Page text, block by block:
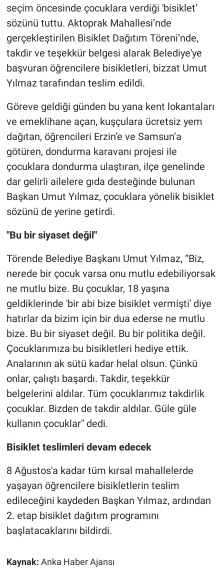
seçim öncesinde çocuklara verdiği 'bisiklet'
sözünü tuttu. Aktoprak Mahallesi’nde
gerçekleştirilen Bisiklet Dağıtım Töreni’nde,
takdir ve teşekkür belgesi alarak Belediye'ye
başvuran öğrencilere bisikletleri, bizzat Umut
Yılmaz tarafından teslim edildi.
Göreve geldiği günden bu yana kent lokantaları
ve emeklihane açan, kuşçulara ücretsiz yem
dağıtan, öğrencileri Erzin’e ve Samsun’a
götüren, dondurma karavanı projesi ile
çocuklara dondurma ulaştıran, ilçe genelinde
dar gelirli ailelere gıda desteğinde bulunan
Başkan Umut Yılmaz, çocuklara yönelik bisiklet
sözünü de yerine getirdi.
"Bu bir siyaset değil"
Törende Belediye Başkanı Umut Yılmaz, “Biz,
nerede bir çocuk varsa onu mutlu edebiliyorsak
ne mutlu bize. Bu çocuklar, 18 yaşına
geldiklerinde 'bir abi bize bisiklet vermişti' diye
hatırlar da bizim için bir dua ederse ne mutlu
bize. Bu bir siyaset değil. Bu bir politika değil.
Çocuklarımıza bu bisikletleri hediye ettik.
Analarının ak sütü kadar helal olsun. Çünkü
onlar, çalıştı başardı. Takdir, teşekkür
belgelerini aldılar. Tüm çocuklarımız takdirlik
çocuklar. Bizden de takdir aldılar. Güle güle
kullanın çocuklar" dedi.
Bisiklet teslimleri devam edecek
8 Ağustos'a kadar tüm kırsal mahallelerde
yaşayan öğrencilere bisikletlerin teslim
edileceğini kaydeden Başkan Yılmaz, ardından
2. etap bisiklet dağıtım programını
başlatacaklarını bildirdi.
Kaynak: Anka Haber Ajansı